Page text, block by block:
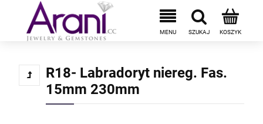
R18- Labradoryt niereg. Fas.
15mm 230mm